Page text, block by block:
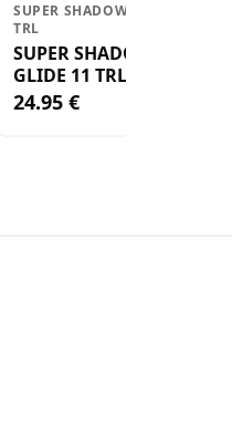
SUPER SHADOW RAP GLIDE 11
TRL
SUPER SHADOW RAP
GLIDE 11 TRL
24.95 €